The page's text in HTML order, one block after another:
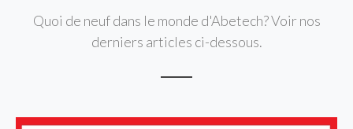
Quoi de neuf dans le monde d'Abetech? Voir nos
derniers articles ci-dessous.